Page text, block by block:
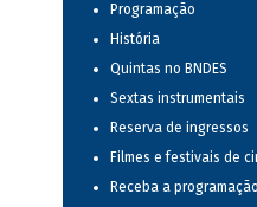
Programação
História
Quintas no BNDES
Sextas instrumentais
Reserva de ingressos
Filmes e festivais de
Receba a programação